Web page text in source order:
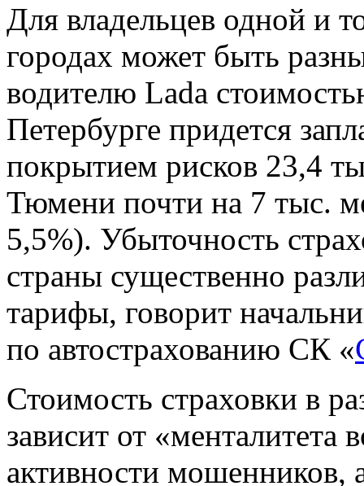
Для владельцев одной и
городах может быть
водителю Lada
Петербурге придется
покрытием рисков 23,4
Тюмени почти на 7 тыс.
5,5%). Убыточность
страны существенно
тарифы, говорит
по автострахованию СК «
Стоимость страховки в
зависит от
активности мошенников,